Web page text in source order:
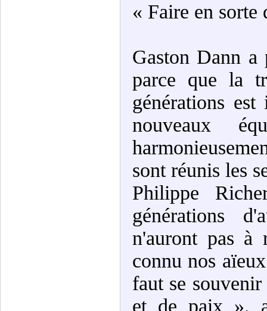
« Faire en
Gaston Dann a
parce que la
générations
nouveaux
sont réunis les
Philippe
générations
n'auront pas à
connu nos
faut se
et de paix »,